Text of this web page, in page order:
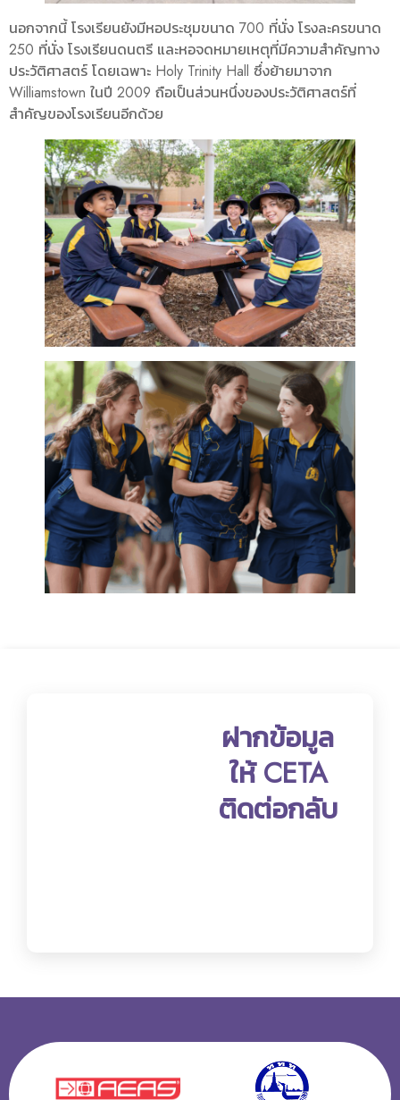
นอกจากนี้ โรงเรียนยังมีหอประชุมขนาด 700 ที่นั่ง โรงละครขนาด
250 ที่นั่ง โรงเรียนดนตรี และหอจดหมายเหตุที่มีความสำคัญทาง
ประวัติศาสตร์ โดยเฉพาะ Holy Trinity Hall ซึ่งย้ายมาจาก
Williamstown ในปี 2009 ถือเป็นส่วนหนึ่งของประวัติศาสตร์ที่
สำคัญของโรงเรียนอีกด้วย
ฝากข้อมูล
ให้ CETA
ติดต่อกลับ